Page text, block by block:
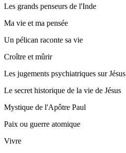
Les grands penseurs de l'Inde
Ma vie et ma pensée
Un pélican raconte sa vie
Croître et mûrir
Les jugements psychiatriques sur Jésus
Le secret historique de la vie de Jésus
Mystique de l'Apôtre Paul
Paix ou guerre atomique
Vivre